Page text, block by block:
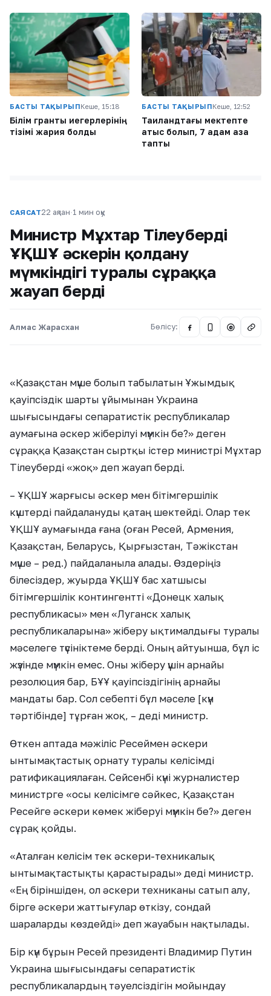
БАСТЫ ТАҚЫРЫПКеше, 15:18
Білім гранты иегерлерінің
тізімі жария болды
БАСТЫ ТАҚЫРЫПКеше, 12:52
Таиландтағы мектепте
атыс болып, 7 адам қаза
тапты
САЯСАТ22 ақпан·1 мин оқу
Министр Мұхтар Тілеуберді
ҰҚШҰ әскерін қолдану
мүмкіндігі туралы сұраққа
жауап берді
Алмас Жарасхан Бөлісу: @
«Қазақстан мүше болып табылатын Ұжымдық
қауіпсіздік шарты ұйымынан Украина
шығысындағы сепаратистік республикалар
аумағына әскер жіберілуі мүмкін бе?» деген
сұраққа Қазақстан сыртқы істер министрі Мұхтар
Тілеуберді «жоқ» деп жауап берді.
– ҰҚШҰ жарғысы әскер мен бітімгершілік
күштерді пайдалануды қатаң шектейді. Олар тек
ҰҚШҰ аумағында ғана (оған Ресей, Армения,
Қазақстан, Беларусь, Қырғызстан, Тәжікстан
мүше – ред.) пайдаланыла алады. Өздеріңіз
білесіздер, жуырда ҰҚШҰ бас хатшысы
бітімгершілік контингентті «Донецк халық
республикасы» мен «Луганск халық
республикаларына» жіберу ықтималдығы туралы
мәселеге түсініктеме берді. Оның айтуынша, бұл іс
жүзінде мүмкін емес. Оны жіберу үшін арнайы
резолюция бар, БҰҰ қауіпсіздігінің арнайы
мандаты бар. Сол себепті бұл мәселе [күн
тәртібінде] тұрған жоқ, – деді министр.
Өткен аптада мәжіліс Ресеймен әскери
ынтымақтастық орнату туралы келісімді
ратификациялаған. Сейсенбі күні журналистер
министрге «осы келісімге сәйкес, Қазақстан
Ресейге әскери көмек жіберуі мүмкін бе?» деген
сұрақ қойды.
«Аталған келісім тек әскери-техникалық
ынтымақтастықты қарастырады» деді министр.
«Ең біріншіден, ол әскери техниканы сатып алу,
бірге әскери жаттығулар өткізу, сондай
шараларды көздейді» деп жауабын нақтылады.
Бір күн бұрын Ресей президенті Владимир Путин
Украина шығысындағы сепаратистік
республикалардың тәуелсіздігін мойындау